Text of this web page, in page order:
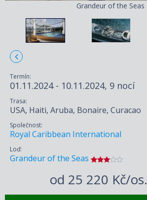
Grandeur of the Seas
Termín:
01.11.2024 - 10.11.2024, 9 nocí
Trasa:
USA, Haiti, Aruba, Bonaire, Curacao
Společnost:
Royal Caribbean International
Loď:
Grandeur of the Seas
od 25 220 Kč/os.